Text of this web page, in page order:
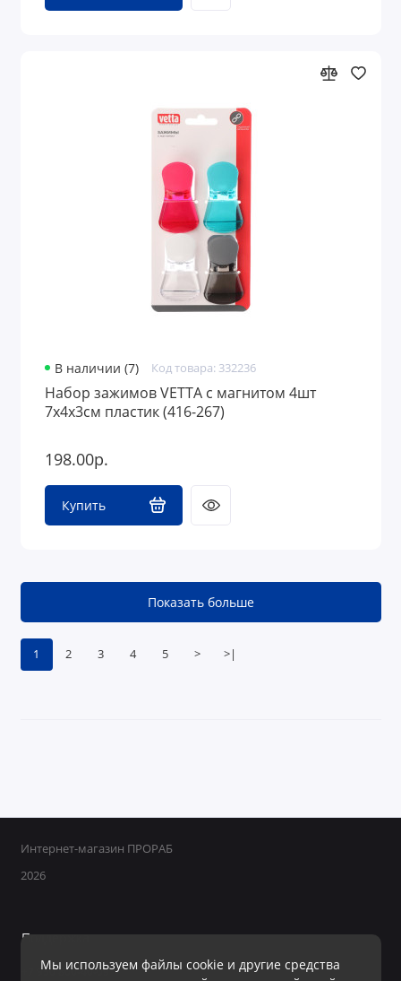
В наличии (7) Код товара: 332236
Набор зажимов VETTA с магнитом 4шт
7х4х3см пластик (416-267)
198.00р.
Купить
1 2 3 4 5 > >|
Показать больше
Мы используем файлы cookie и другие средства
Интернет-магазин ПРОРАБ
2026
Поддержка
+7 950 800-40-09